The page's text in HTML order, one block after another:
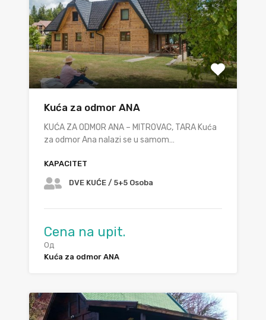
Kuća za odmor ANA
KUĆA ZA ODMOR ANA – MITROVAC, TARA Kuća
za odmor Ana nalazi se u samom…
KAPACITET
DVE KUĆE / 5+5 Osoba
Cena na upit.
Од
Kuća za odmor ANA